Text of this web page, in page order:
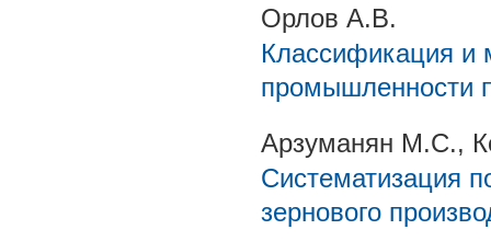
Орлов А.В.
Классификация и
промышленности
Арзуманян М.С.,
Систематизация
зернового